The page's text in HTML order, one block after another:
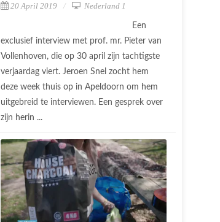
20 April 2019 Nederland 1
Een
exclusief interview met prof. mr. Pieter van
Vollenhoven, die op 30 april zijn tachtigste
verjaardag viert. Jeroen Snel zocht hem
deze week thuis op in Apeldoorn om hem
uitgebreid te interviewen. Een gesprek over
zijn herin ...